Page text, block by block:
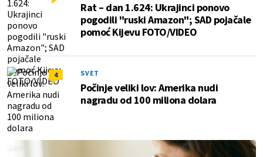
Rat – dan 1.624: Ukrajinci ponovo
pogodili "ruski Amazon"; SAD pojačale
pomoć Kijevu FOTO/VIDEO
4 SVET
Počinje veliki lov: Amerika nudi
nagradu od 100 miliona dolara